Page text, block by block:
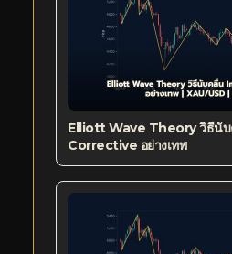
Elliott Wave Theory วิธีนั
Corrective อย่างเทพ